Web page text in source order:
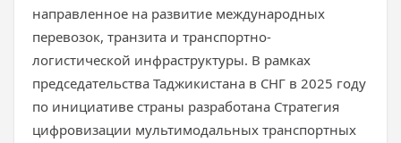
направленное на развитие международных
перевозок, транзита и транспортно-
логистической инфраструктуры. В рамках
председательства Таджикистана в СНГ в 2025 году
по инициативе страны разработана Стратегия
цифровизации мультимодальных транспортных